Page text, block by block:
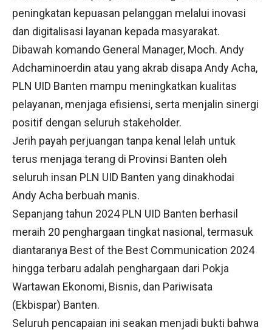
peningkatan kepuasan pelanggan melalui inovasi
dan digitalisasi layanan kepada masyarakat.
Dibawah komando General Manager, Moch. Andy
Adchaminoerdin atau yang akrab disapa Andy Acha,
PLN UID Banten mampu meningkatkan kualitas
pelayanan, menjaga efisiensi, serta menjalin sinergi
positif dengan seluruh stakeholder.
Jerih payah perjuangan tanpa kenal lelah untuk
terus menjaga terang di Provinsi Banten oleh
seluruh insan PLN UID Banten yang dinakhodai
Andy Acha berbuah manis.
Sepanjang tahun 2024 PLN UID Banten berhasil
meraih 20 penghargaan tingkat nasional, termasuk
diantaranya Best of the Best Communication 2024
hingga terbaru adalah penghargaan dari Pokja
Wartawan Ekonomi, Bisnis, dan Pariwisata
(Ekbispar) Banten.
Seluruh pencapaian ini seakan menjadi bukti bahwa